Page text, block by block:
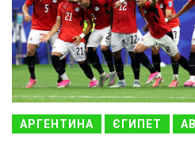
АРГЕНТИНА ЄГИПЕТ